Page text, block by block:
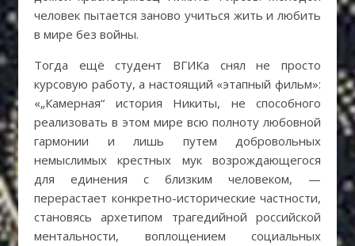
человек пытается заново учиться жить и любить
в мире без войны.
Тогда ещё студент ВГИКа снял не просто
курсовую работу, а настоящий «этапный фильм»:
«„Камерная“ история Никиты, не способного
реализовать в этом мире всю полноту любовной
гармонии и лишь путем добровольных
немыслимых крестных мук возрождающегося
для единения с близким человеком, —
перерастает конкретно-исторические частности,
становясь архетипом трагедийной российской
ментальности, воплощением социальных